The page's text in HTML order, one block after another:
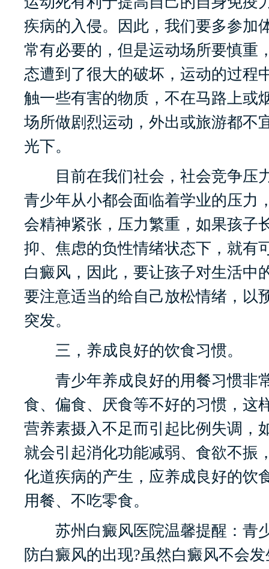
疾病的入侵。因此，我们要多参加
常有必要的，但是运动场所要慎重
态遭到了很大的破坏，运动的过程
触一些有害的物质，不在马路上或
场所做剧烈运动，外出或旅游都不
光下。
目前在我们社会，社会竞争压
青少年从小都会面临着学业的压力
会精神紧张，压力繁重，如果孩子
抑、焦虑的负性情绪状态下，就有
白癜风，因此，要让孩子对生活中
要注意适当的给自己放松情绪，以
突发。
三，养成良好的饮食习惯。
青少年养成良好的用餐习惯非
食、偏食、厌食等不好的习惯，这
营养素摄入不足而引起比例失调，
就会引起消化功能减弱、食欲不振
化道疾病的产生，应养成良好的饮
用餐、不吃零食。
苏州白癜风医院温馨提醒：青
防白癜风的出现?虽然白癜风不会